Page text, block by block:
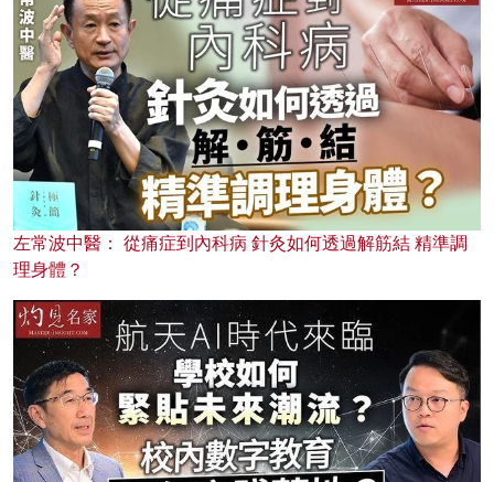
左常波中醫： 從痛症到內科病 針灸如何透過解筋結 精準調
理身體？